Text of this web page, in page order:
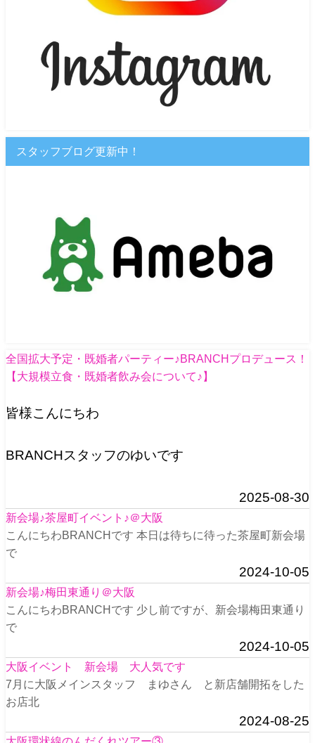
スタッフブログ更新中！
全国拡大予定・既婚者パーティー♪BRANCHプロデュース！
【大規模立食・既婚者飲み会について♪】
皆様こんにちわ
BRANCHスタッフのゆいです
2025-08-30
新会場♪茶屋町イベント♪＠大阪
こんにちわBRANCHです 本日は待ちに待った茶屋町新会場
で
2024-10-05
新会場♪梅田東通り＠大阪
こんにちわBRANCHです 少し前ですが、新会場梅田東通り
で
2024-10-05
大阪イベント 新会場 大人気です
7月に大阪メインスタッフ まゆさん と新店舗開拓をした
お店北
2024-08-25
大阪環状線のんだくれツアー③